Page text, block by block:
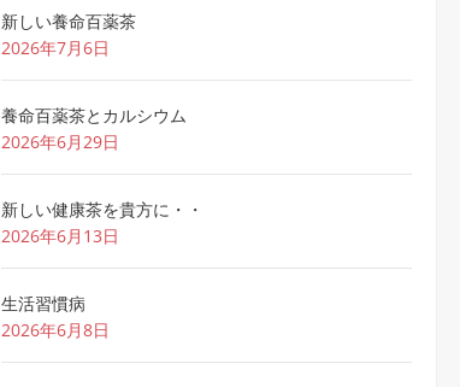
新しい養命百薬茶
2026年7月6日
養命百薬茶とカルシウム
2026年6月29日
新しい健康茶を貴方に・・
2026年6月13日
生活習慣病
2026年6月8日